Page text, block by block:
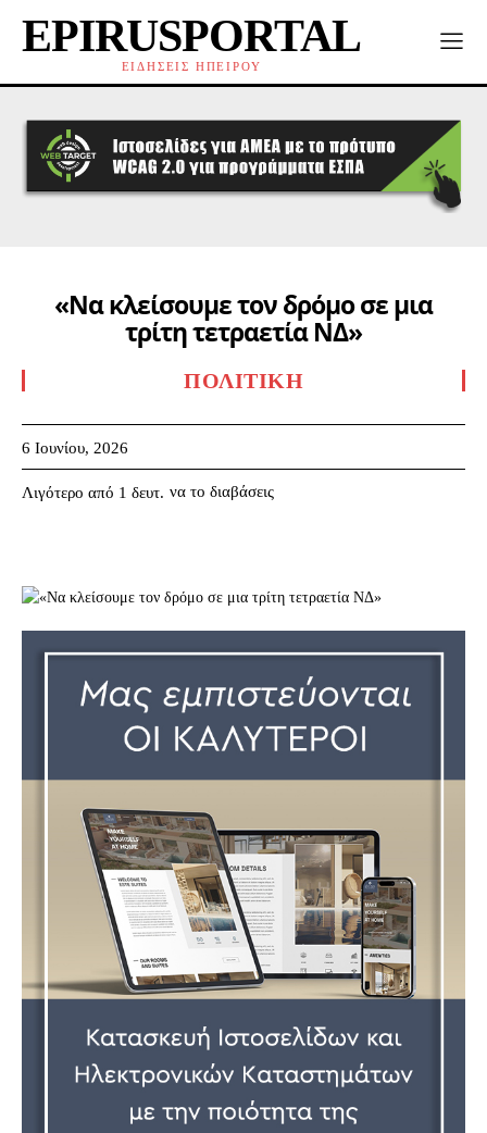
EPIRUSPORTAL
ΕΙΔΗΣΕΙΣ ΗΠΕΙΡΟΥ
«Να κλείσουμε τον δρόμο σε μια
τρίτη τετραετία ΝΔ»
ΠΟΛΙΤΙΚΉ
6 Ιουνίου, 2026
Λιγότερο από 1 δευτ. να το διαβάσεις